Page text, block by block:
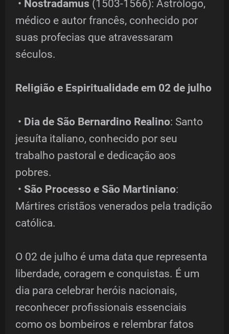
• Nostradamus (1503-1566): Astrólogo,
médico e autor francês, conhecido por
suas profecias que atravessaram
séculos.
Religião e Espiritualidade em 02 de julho
• Dia de São Bernardino Realino: Santo
jesuíta italiano, conhecido por seu
trabalho pastoral e dedicação aos
pobres.
• São Processo e São Martiniano:
Mártires cristãos venerados pela tradição
católica.
O 02 de julho é uma data que representa
liberdade, coragem e conquistas. É um
dia para celebrar heróis nacionais,
reconhecer profissionais essenciais
como os bombeiros e relembrar fatos